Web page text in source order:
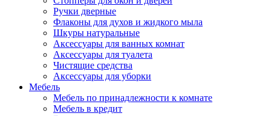
Ручки дверные
Флаконы для духов и жидкого мыла
Шкуры натуральные
Аксессуары для ванных комнат
Аксессуары для туалета
Чистящие средства
Аксессуары для уборки
Мебель
Мебель по принадлежности к комнате
Мебель в кредит